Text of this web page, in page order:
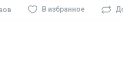
Sony PS5
В избранное